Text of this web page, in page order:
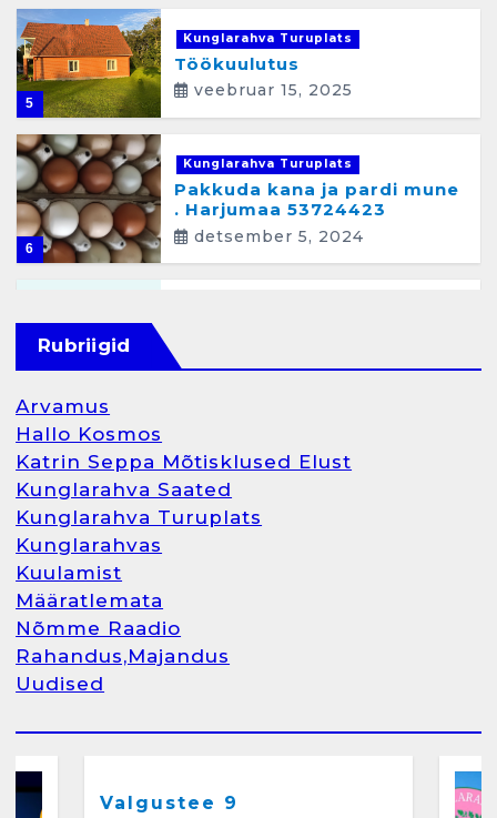
5
Kunglarahva Turuplats
Töökuulutus
veebruar 15, 2025
6
Kunglarahva Turuplats
Pakkuda kana ja pardi mune
. Harjumaa 53724423
detsember 5, 2024
1
2
Kunglarahva Turuplats
kokkusaamise koht Soomes,
Rubriigid
Arvamus
Hallo Kosmos
Katrin Seppa Mõtisklused Elust
Kunglarahva Saated
Kunglarahva Turuplats
Kunglarahvas
Kuulamist
Määratlemata
Nõmme Raadio
Rahandus,Majandus
Uudised
Valgustee 9